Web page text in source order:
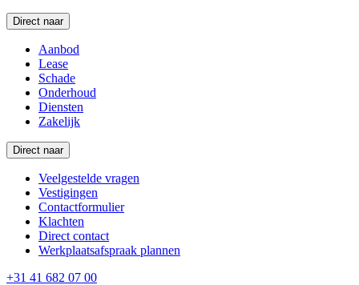
Direct naar
Aanbod
Lease
Schade
Onderhoud
Diensten
Zakelijk
Direct naar
Veelgestelde vragen
Vestigingen
Contactformulier
Klachten
Direct contact
Werkplaatsafspraak plannen
+31 41 682 07 00